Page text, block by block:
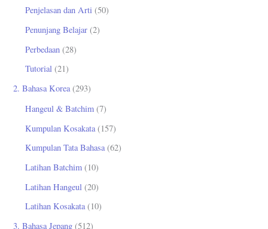
Penjelasan dan Arti (50)
Penunjang Belajar (2)
Perbedaan (28)
Tutorial (21)
2. Bahasa Korea(293)
Hangeul & Batchim (7)
Kumpulan Kosakata (157)
Kumpulan Tata Bahasa(62)
Latihan Batchim (10)
Latihan Hangeul (20)
Latihan Kosakata(10)
3. Bahasa Jepang (512)